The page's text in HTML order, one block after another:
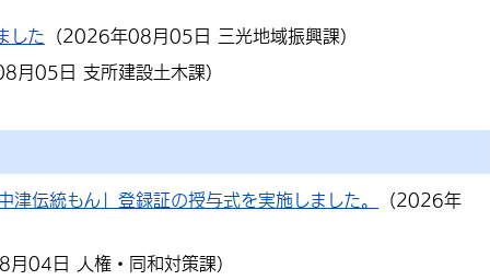
した （2026年08月05日 三光地域振興課）
月05日 支所建設土木課）
津伝統もん」登録証の授与式を実施しました。 （2026年
月04日 人権・同和対策課）